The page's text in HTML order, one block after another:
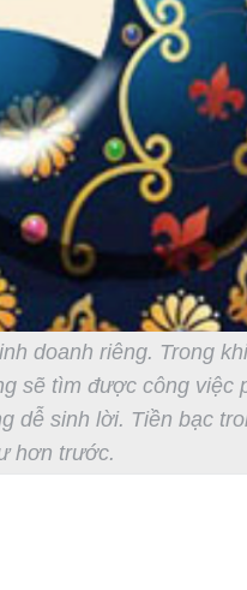
doanh riêng. Trong
sẽ tìm được công việc
dễ sinh lời. Tiền bạc
hơn trước.